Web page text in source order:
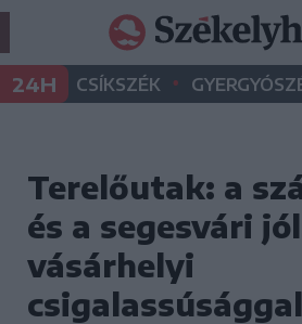
24H CSÍKSZÉK •
Terelőutak: a
és a segesvári
vásárhelyi